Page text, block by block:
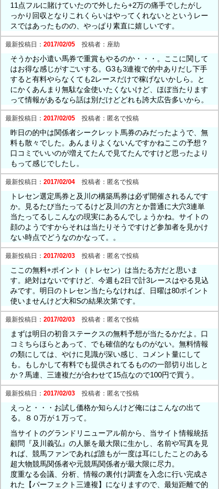
11点フルに賭けていたので外したら+2万の痛手でしたがし
っかり回収となりこれくらいはやってくれないとというレー
スではあったものの、やっぱり素直に嬉しいです。
最新投稿日： 2017/02/05 投稿者： 座助
そうかお小遣い馬券で重賞もやるのか・・・。ここに関して
はお得な感じがすごいする。G3も3連複で的中ありだし下手
すると有料やらなくても2レースだけで稼げないかしら。と
にかくあんまり無駄な金使いたくないけど、ほぼ当たります
って情報があるなら話は別だけどどれも誇大広告多いから。
最新投稿日： 2017/02/05 投稿者： 匿名で投稿
昨日の的中は関係者シークレット馬券のみだったようで、無
料も散々でした。あんまりよくないんですかねここの予想？
口コミでいいのが増えてたんで見てたんですけど思ったより
もって感じでしたし。
最新投稿日： 2017/02/04 投稿者： 匿名で投稿
トレセン選定馬券と及川の構築馬券は必ず開催されるんです
か。見るたび当たってるけど及川の方とか普通に大穴3連単
当たってるしこんなの現実にあるんでしょうかね。サイトの
顔のようですからそれは当たりそうですけど参加者を見かけ
ない時点でどうなのかなって。。
最新投稿日： 2017/02/03 投稿者： 匿名で投稿
ここの無料+ポイント（トレセン）は当たる方だと思いま
す。絶対はないですけど、今週も2日で計3レースはやる見込
みです。明日のトレセン当たらなければ、日曜は80ポイント
使いませんけど大和Sの結果次第です。
最新投稿日： 2017/02/03 投稿者： 匿名で投稿
まずは明日の初音ステークスの無料予想が当たるかだよ。口
コミちらほらとあって、でも確信的なものがない。無料情報
の類にしては、やけに見識が深い感じ、コメント量にして
も。もしかして有料でも提供されてるものの一部切り出しと
か？馬連、三連複だが合わせて15点なので100円で買う。
最新投稿日： 2017/02/03 投稿者： 匿名で投稿
えっと・・・お試し価格か知らんけど俺にはこんなの出て
る。８０万が１万って。
当サイトのグランドリニューアル前から、当サイト情報統括
顧問『及川義弘』の人脈を最大限に生かし、名前や写真を見
れば、競馬ファンであれば誰もが一度は耳にしたことのある
超大物競馬関係者や元競馬関係者が最大限に尽力。
度重なる会議、分析、情報の裏付け調査を入念に行い完成さ
れた【パーフェクト三連複】になりますので、最短距離で的